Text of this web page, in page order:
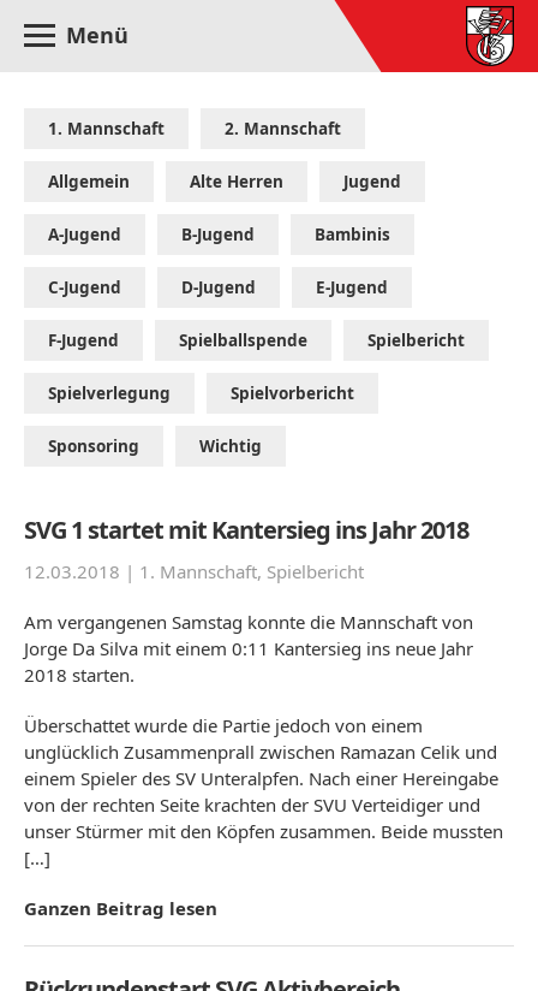
Menü
1. Mannschaft 2. Mannschaft
Allgemein Alte Herren Jugend
A-Jugend B-Jugend Bambinis
C-Jugend D-Jugend E-Jugend
F-Jugend Spielballspende Spielbericht
Spielverlegung Spielvorbericht
Sponsoring Wichtig
SVG 1 startet mit Kantersieg ins Jahr 2018
12.03.2018 | 1. Mannschaft, Spielbericht
Am vergangenen Samstag konnte die Mannschaft von
Jorge Da Silva mit einem 0:11 Kantersieg ins neue Jahr
2018 starten.
Überschattet wurde die Partie jedoch von einem
unglücklich Zusammenprall zwischen Ramazan Celik und
einem Spieler des SV Unteralpfen. Nach einer Hereingabe
von der rechten Seite krachten der SVU Verteidiger und
unser Stürmer mit den Köpfen zusammen. Beide mussten
[…]
Ganzen Beitrag lesen